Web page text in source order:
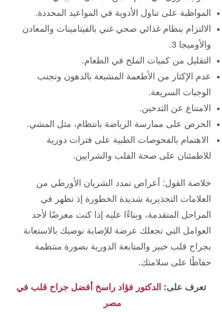
المواظبة على تناول الأدوية في المواعيد المحددة.
الالتزام بنظام غذائي صحي غني بالفيتامينات والمعادن
والأوميجا 3.
التقليل من كميات الملح في الطعام.
عدم الإكثار من الأطعمة المشبعة بالدهون وتجنب
الوجبات السريعة.
الامتناع عن التدخين.
الحرص على ممارسة الرياضة بانتظام، مثل المشي.
الاهتمام بالفحوصات الطبية على فترات دورية
للاطمئنان على صحة القلب والشرايين.
خلاصة القول: أعراض تمدد الشريان الأورطي من
العلامات التحذيرية شديدة الخطورة إذ تظهر في
المراحل المتقدمة، وبناءًا عليه إذا كنت معرضًا لأحد
العوامل التي تجعلك عرضة للإصابة نوصيك بالاستعانة
بجراح قلب خبير والمتابعة الدورية بصورة منتظمة
حفاظًا على سلامتك.
تعرف على: الدكتور فؤاد راسخ أفضل جراح قلب في
مصر